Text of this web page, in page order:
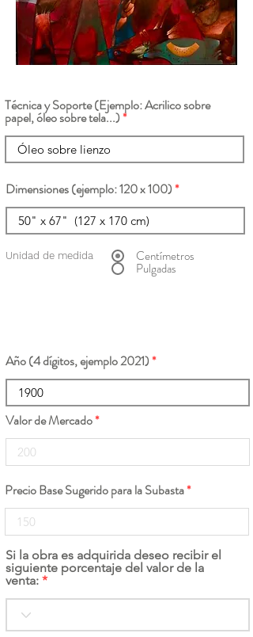
Técnica y Soporte (Ejemplo: Acrilico sobre
papel, óleo sobre tela...)
Dimensiones (ejemplo: 120 x 100)
Unidad de medida Centímetros
Pulgadas
Año (4 dígitos, ejemplo 2021)
Valor de Mercado
Precio Base Sugerido para la Subasta
Si la obra es adquirida deseo recibir el
siguiente porcentaje del valor de la
venta: